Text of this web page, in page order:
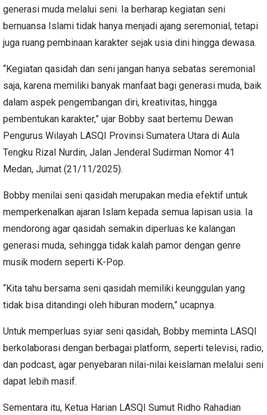
generasi muda melalui seni. Ia berharap kegiatan seni
bernuansa Islami tidak hanya menjadi ajang seremonial, tetapi
juga ruang pembinaan karakter sejak usia dini hingga dewasa.
“Kegiatan qasidah dan seni jangan hanya sebatas seremonial
saja, karena memiliki banyak manfaat bagi generasi muda, baik
dalam aspek pengembangan diri, kreativitas, hingga
pembentukan karakter,” ujar Bobby saat bertemu Dewan
Pengurus Wilayah LASQI Provinsi Sumatera Utara di Aula
Tengku Rizal Nurdin, Jalan Jenderal Sudirman Nomor 41
Medan, Jumat (21/11/2025).
Bobby menilai seni qasidah merupakan media efektif untuk
memperkenalkan ajaran Islam kepada semua lapisan usia. Ia
mendorong agar qasidah semakin diperluas ke kalangan
generasi muda, sehingga tidak kalah pamor dengan genre
musik modern seperti K-Pop.
“Kita tahu bersama seni qasidah memiliki keunggulan yang
tidak bisa ditandingi oleh hiburan modern,” ucapnya.
Untuk memperluas syiar seni qasidah, Bobby meminta LASQI
berkolaborasi dengan berbagai platform, seperti televisi, radio,
dan podcast, agar penyebaran nilai-nilai keislaman melalui seni
dapat lebih masif.
Sementara itu, Ketua Harian LASQI Sumut Ridho Rahadian